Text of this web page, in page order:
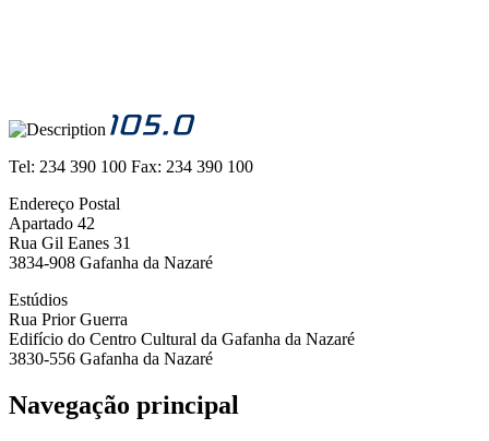
Tel: 234 390 100 Fax: 234 390 100
Endereço Postal
Apartado 42
Rua Gil Eanes 31
3834-908 Gafanha da Nazaré
Estúdios
Rua Prior Guerra
Edifício do Centro Cultural da Gafanha da Nazaré
3830-556 Gafanha da Nazaré
Navegação principal